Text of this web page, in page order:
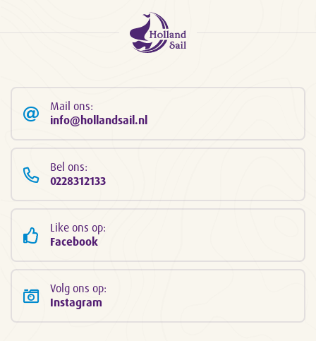
Mail ons:
info@hollandsail.nl
Bel ons:
0228312133
Like ons op:
Facebook
Volg ons op:
Instagram